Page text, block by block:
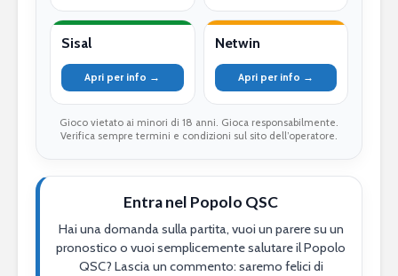
Sisal
Apri per info →
Netwin
Apri per info →
Gioco vietato ai minori di 18 anni. Gioca responsabilmente.
Verifica sempre termini e condizioni sul sito dell’operatore.
Entra nel Popolo QSC
Hai una domanda sulla partita, vuoi un parere su un
pronostico o vuoi semplicemente salutare il Popolo
QSC? Lascia un commento: saremo felici di